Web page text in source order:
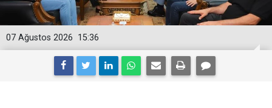
15:36
07 Ağustos 2026